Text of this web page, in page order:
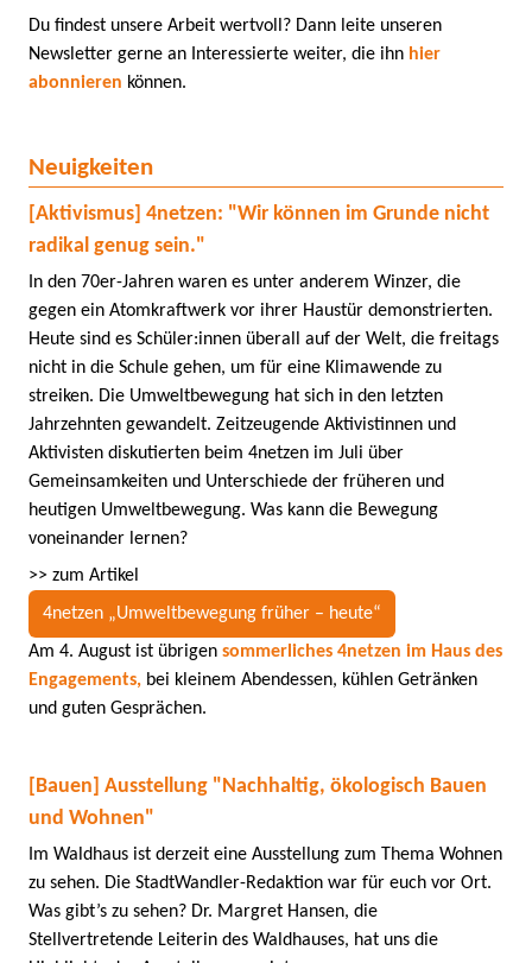
Du findest unsere Arbeit wertvoll? Dann leite unseren
Newsletter gerne an Interessierte weiter, die ihn hier
abonnieren können.
Neuigkeiten
[Aktivismus] 4netzen: "Wir können im Grunde nicht
radikal genug sein."
In den 70er-Jahren waren es unter anderem Winzer, die
gegen ein Atomkraftwerk vor ihrer Haustür demonstrierten.
Heute sind es Schüler:innen überall auf der Welt, die freitags
nicht in die Schule gehen, um für eine Klimawende zu
streiken. Die Umweltbewegung hat sich in den letzten
Jahrzehnten gewandelt. Zeitzeugende Aktivistinnen und
Aktivisten diskutierten beim 4netzen im Juli über
Gemeinsamkeiten und Unterschiede der früheren und
heutigen Umweltbewegung. Was kann die Bewegung
voneinander lernen?
>> zum Artikel
4netzen „Umweltbewegung früher – heute“
Am 4. August ist übrigen sommerliches 4netzen im Haus des
Engagements, bei kleinem Abendessen, kühlen Getränken
und guten Gesprächen.
[Bauen] Ausstellung "Nachhaltig, ökologisch Bauen
und Wohnen"
Im Waldhaus ist derzeit eine Ausstellung zum Thema Wohnen
zu sehen. Die StadtWandler-Redaktion war für euch vor Ort.
Was gibt’s zu sehen? Dr. Margret Hansen, die
Stellvertretende Leiterin des Waldhauses, hat uns die